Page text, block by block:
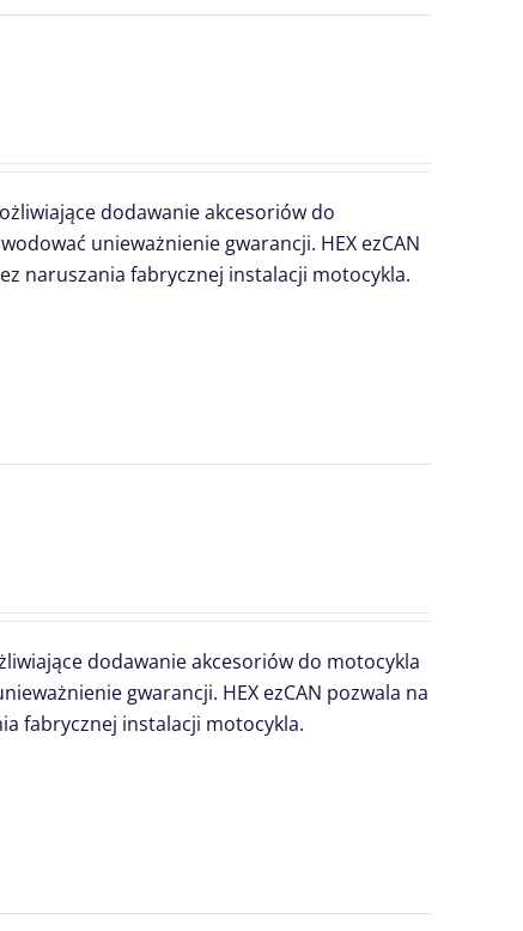
dodawanie akcesoriów do
unieważnienie gwarancji. HEX ezCAN
naruszania fabrycznej instalacji motocykla.
dodawanie akcesoriów do motocykla
gwarancji. HEX ezCAN pozwala na
fabrycznej instalacji motocykla.